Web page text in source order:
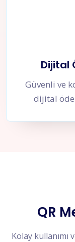
Dijital
Güvenli ve
dijital
QR
Kolay